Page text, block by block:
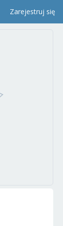
Zarejestruj się